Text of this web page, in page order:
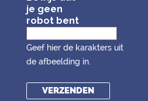
je geen
robot bent
Geef hier de karakters uit
de afbeelding in.